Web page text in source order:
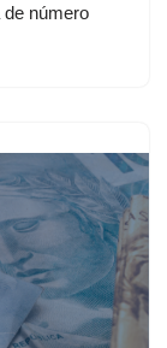
de número